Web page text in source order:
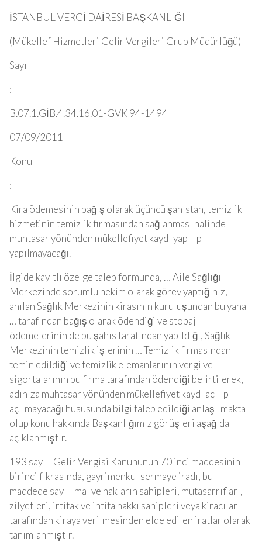
İSTANBUL VERGİ DAİRESİ BAŞKANLIĞI
(Mükellef Hizmetleri Gelir Vergileri Grup Müdürlüğü)
Sayı
:
B.07.1.GİB.4.34.16.01-GVK 94-1494
07/09/2011
Konu
:
Kira ödemesinin bağış olarak üçüncü şahıstan, temizlik
hizmetinin temizlik firmasından sağlanması halinde
muhtasar yönünden mükellefiyet kaydı yapılıp
yapılmayacağı.
İlgide kayıtlı özelge talep formunda, … Aile Sağlığı
Merkezinde sorumlu hekim olarak görev yaptığınız,
anılan Sağlık Merkezinin kirasının kuruluşundan bu yana
… tarafından bağış olarak ödendiği ve stopaj
ödemelerinin de bu şahıs tarafından yapıldığı, Sağlık
Merkezinin temizlik işlerinin … Temizlik firmasından
temin edildiği ve temizlik elemanlarının vergi ve
sigortalarının bu firma tarafından ödendiği belirtilerek,
adınıza muhtasar yönünden mükellefiyet kaydı açılıp
açılmayacağı hususunda bilgi talep edildiği anlaşılmakta
olup konu hakkında Başkanlığımız görüşleri aşağıda
açıklanmıştır.
193 sayılı Gelir Vergisi Kanununun 70 inci maddesinin
birinci fıkrasında, gayrimenkul sermaye iradı, bu
maddede sayılı mal ve hakların sahipleri, mutasarrıfları,
zilyetleri, irtifak ve intifa hakkı sahipleri veya kiracıları
tarafından kiraya verilmesinden elde edilen iratlar olarak
tanımlanmıştır.